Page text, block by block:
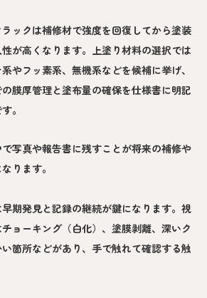
ックは補修材で強度を回復してから塗装
が高くなります。上塗り材料の選択では
やフッ素系、無機系などを候補に挙げ、
膜厚管理と塗布量の確保を仕様書に明記
。
写真や報告書に残すことが将来の補修や
ります。
期発見と記録の継続が鍵になります。視
ョーキング（白化）、塗膜剥離、深いク
箇所などがあり、手で触れて確認する触